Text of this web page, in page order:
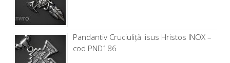
Pandantiv Cruciuliță Iisus Hristos INOX –
cod PND186